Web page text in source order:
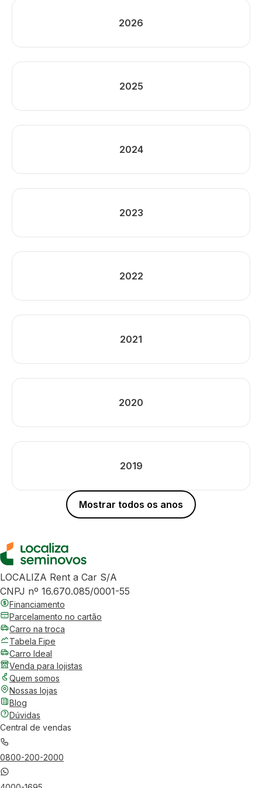
2026
2025
2024
2023
2022
2021
2020
2019
Mostrar todos os anos
LOCALIZA Rent a Car S/A
CNPJ nº 16.670.085/0001-55
Financiamento
Parcelamento no cartão
Carro na troca
Tabela Fipe
Carro Ideal
Venda para lojistas
Quem somos
Nossas lojas
Blog
Dúvidas
Central de vendas
0800-200-2000